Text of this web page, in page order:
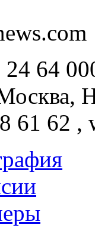
64
61 62 ,